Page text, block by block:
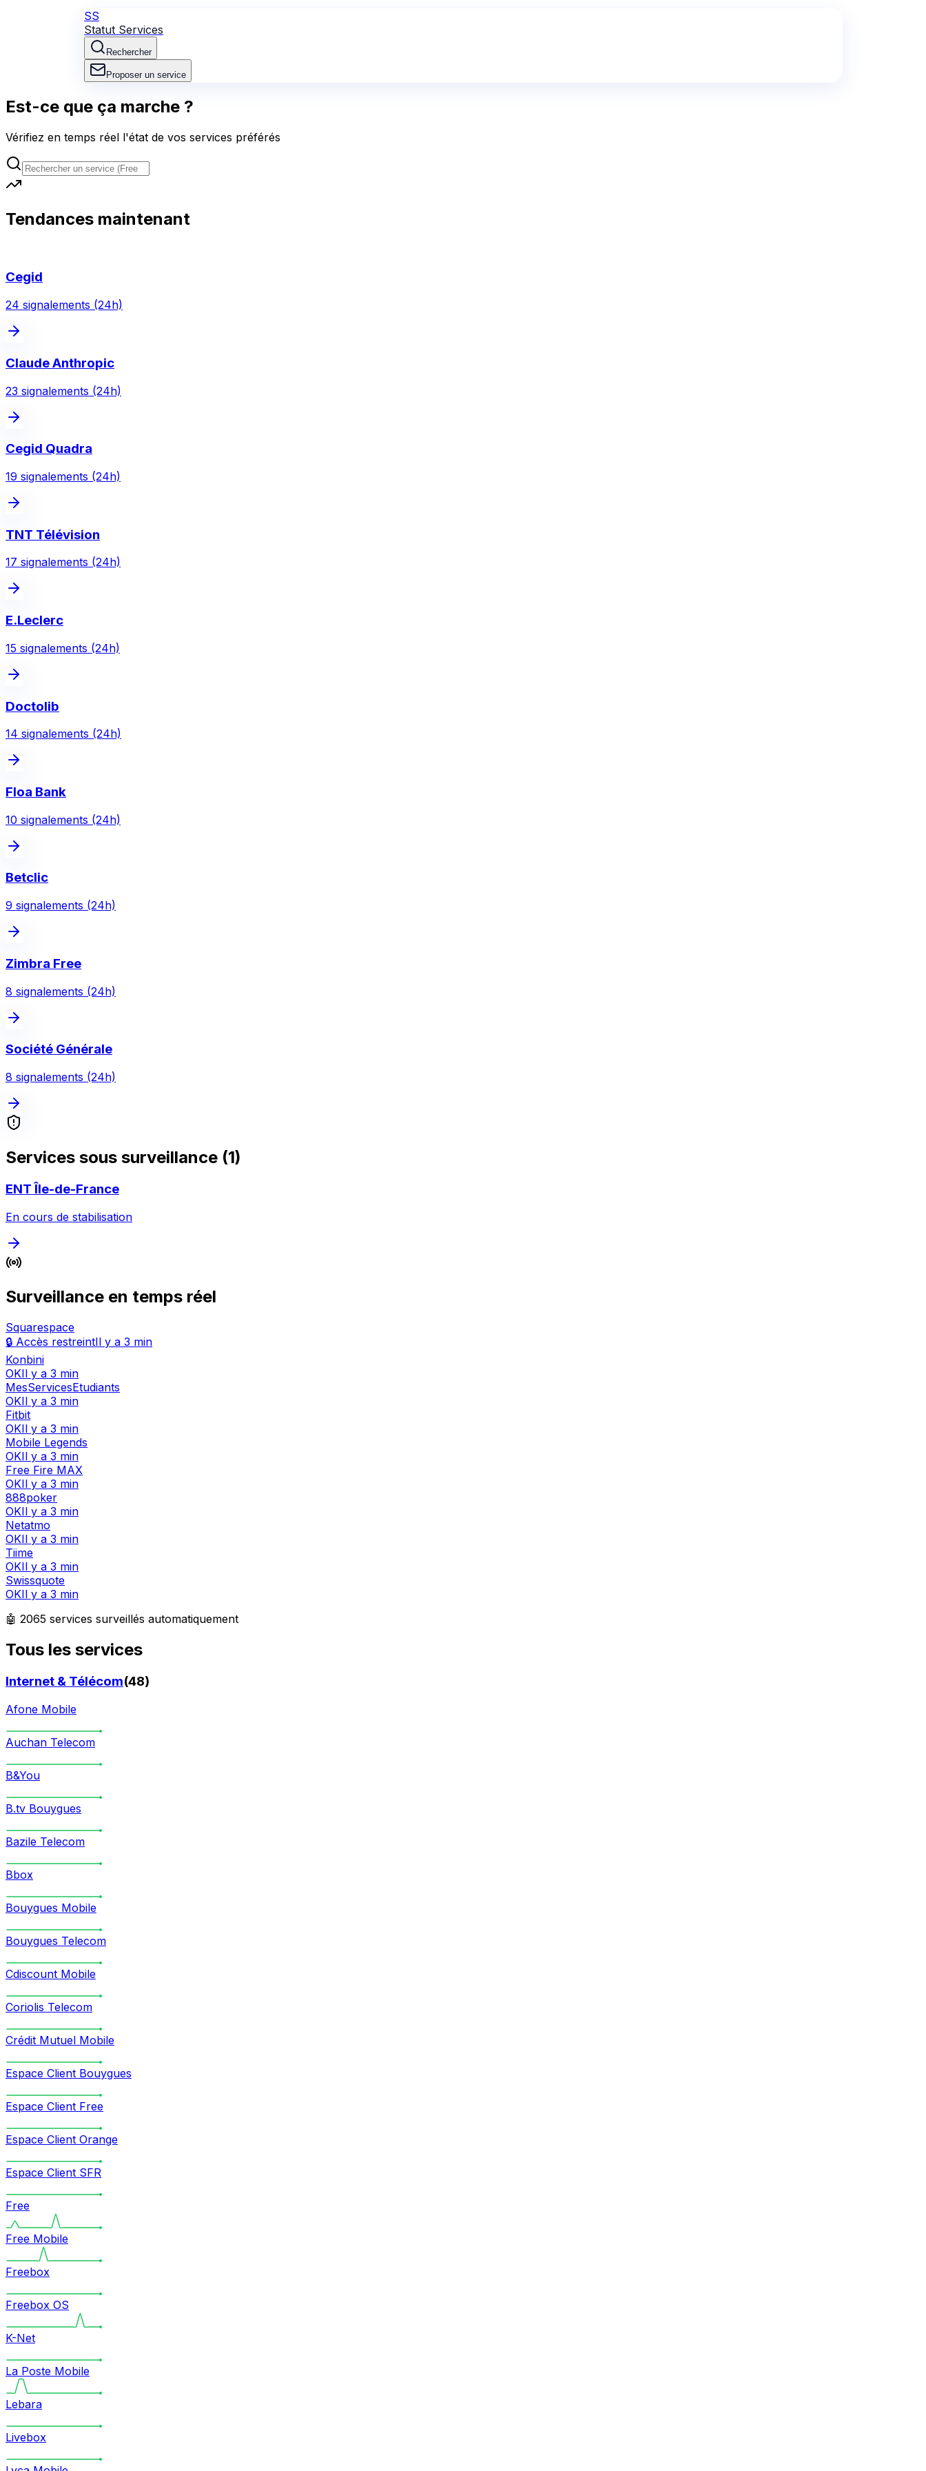
SS
Statut Services
Rechercher
Proposer un service
Est-ce que ça marche ?
Vérifiez en temps réel l'état de vos services préférés
Tendances maintenant
Cegid
24 signalements (24h)
Claude Anthropic
23 signalements (24h)
Cegid Quadra
19 signalements (24h)
TNT Télévision
17 signalements (24h)
E.Leclerc
15 signalements (24h)
Doctolib
14 signalements (24h)
Floa Bank
10 signalements (24h)
Betclic
9 signalements (24h)
Zimbra Free
8 signalements (24h)
Société Générale
8 signalements (24h)
Services sous surveillance (1)
ENT Île-de-France
En cours de stabilisation
Surveillance en temps réel
Squarespace
🔒 Accès restreintIl y a 3 min
Konbini
OKIl y a 3 min
MesServicesEtudiants
OKIl y a 3 min
Fitbit
OKIl y a 3 min
Mobile Legends
OKIl y a 3 min
Free Fire MAX
OKIl y a 3 min
888poker
OKIl y a 3 min
Netatmo
OKIl y a 3 min
Tiime
OKIl y a 3 min
Swissquote
OKIl y a 3 min
🤖 2065 services surveillés automatiquement
Tous les services
Internet & Télécom(48)
Afone Mobile
Auchan Telecom
B&You
B.tv Bouygues
Bazile Telecom
Bbox
Bouygues Mobile
Bouygues Telecom
Cdiscount Mobile
Coriolis Telecom
Crédit Mutuel Mobile
Espace Client Bouygues
Espace Client Free
Espace Client Orange
Espace Client SFR
Free
Free Mobile
Freebox
Freebox OS
K-Net
La Poste Mobile
Lebara
Livebox